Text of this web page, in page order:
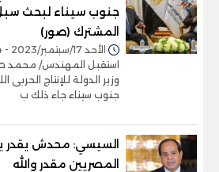
جنوب سيناء لبحث سبل
المشترك (صور)
الأحد 17/سبتمبر/2023 - 03:34 م
استقبل المهندس/ محمد
وزير الدولة للإنتاج
جنوب سيناء جاء ذلك ب
السيسي: محدش يقدر
المصريين مقدر والله